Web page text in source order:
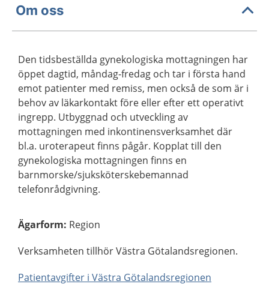
Om oss
Den tidsbeställda gynekologiska mottagningen har
öppet dagtid, måndag-fredag och tar i första hand
emot patienter med remiss, men också de som är i
behov av läkarkontakt före eller efter ett operativt
ingrepp. Utbyggnad och utveckling av
mottagningen med inkontinensverksamhet där
bl.a. uroterapeut finns pågår. Kopplat till den
gynekologiska mottagningen finns en
barnmorske/sjuksköterskebemannad
telefonrådgivning.
Ägarform: Region
Verksamheten tillhör Västra Götalandsregionen.
Patientavgifter i Västra Götalandsregionen